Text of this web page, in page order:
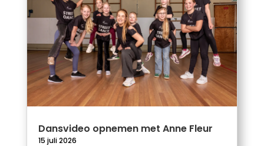
Dansvideo opnemen met Anne Fleur
15 juli 2026